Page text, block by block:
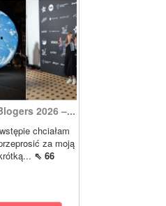
2026 –...
chciałam
za moją
⇖ 66